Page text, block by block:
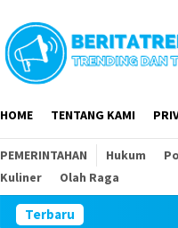
HOME TENTANG KAMI
PEMERINTAHAN Hukum
Kuliner
Olah Raga
Terbaru DPR RI